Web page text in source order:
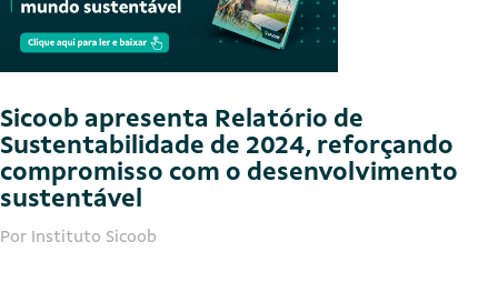
Sicoob apresenta Relatório de
Sustentabilidade de 2024, reforçando
compromisso com o desenvolvimento
sustentável
Por Instituto Sicoob